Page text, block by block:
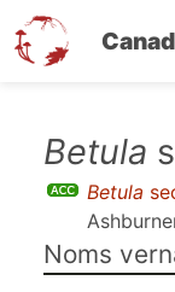
contenu
Betula
Betula
Noms